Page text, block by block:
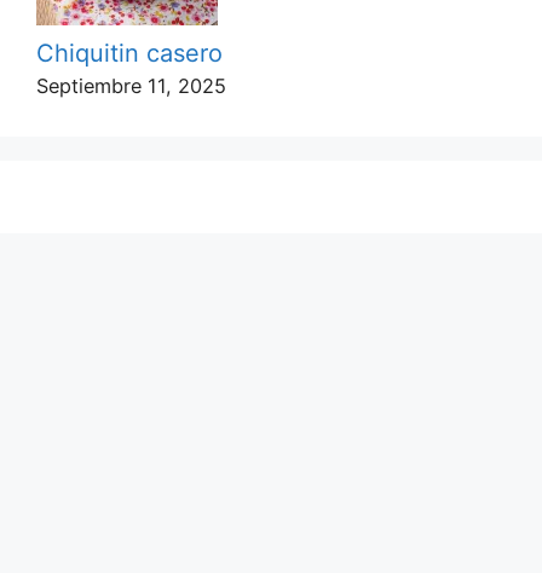
Chiquitin casero
Septiembre 11, 2025